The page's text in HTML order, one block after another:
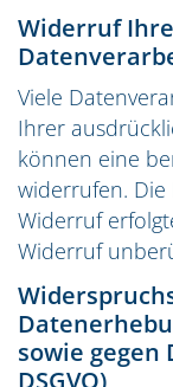
Widerruf
Viele
Ihrer
können eine
widerrufen. Die
Widerruf
Widerruf
sowie gegen
DSGVO)